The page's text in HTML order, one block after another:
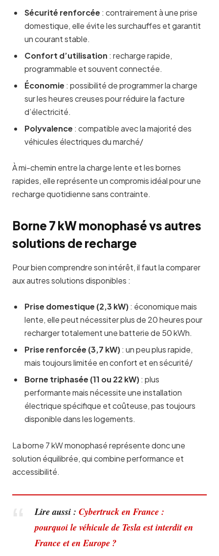
Sécurité renforcée : contrairement à une prise
domestique, elle évite les surchauffes et garantit
un courant stable.
Confort d’utilisation : recharge rapide,
programmable et souvent connectée.
Économie : possibilité de programmer la charge
sur les heures creuses pour réduire la facture
d’électricité.
Polyvalence : compatible avec la majorité des
véhicules électriques du marché/
À mi-chemin entre la charge lente et les bornes
rapides, elle représente un compromis idéal pour une
recharge quotidienne sans contrainte.
Borne 7 kW monophasé vs autres
solutions de recharge
Pour bien comprendre son intérêt, il faut la comparer
aux autres solutions disponibles :
Prise domestique (2,3 kW): économique mais
lente, elle peut nécessiter plus de 20 heures pour
recharger totalement une batterie de 50 kWh.
Prise renforcée (3,7 kW): un peu plus rapide,
mais toujours limitée en confort et en sécurité/
Borne triphasée (11 ou 22 kW): plus
performante mais nécessite une installation
électrique spécifique et coûteuse, pas toujours
disponible dans les logements.
La borne 7 kW monophasé représente donc une
solution équilibrée, qui combine performance et
accessibilité.
Lire aussi :Cybertruck en France :
pourquoi le véhicule de Tesla est interdit en
France et en Europe ?